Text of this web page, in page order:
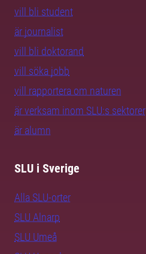
vill bli student
är journalist
vill bli doktorand
vill söka jobb
vill rapportera om naturen
är verksam inom SLU:s sektorer
är alumn
SLU i Sverige
Alla SLU-orter
SLU Alnarp
SLU Umeå